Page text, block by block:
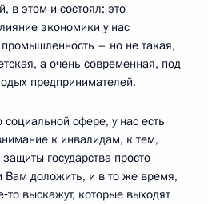
в этом и состоял: это
экономики у нас
промышленность – но не такая,
а очень современная, под
предпринимателей.
социальной сфере, у нас есть
к инвалидам, к тем,
государства просто
Вам доложить, и в то же время,
выскажут, которые выходят